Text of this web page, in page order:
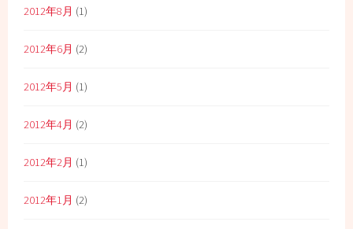
2012年8月 (1)
2012年6月 (2)
2012年5月 (1)
2012年4月 (2)
2012年2月 (1)
2012年1月 (2)